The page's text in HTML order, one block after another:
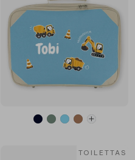
TOILETTAS